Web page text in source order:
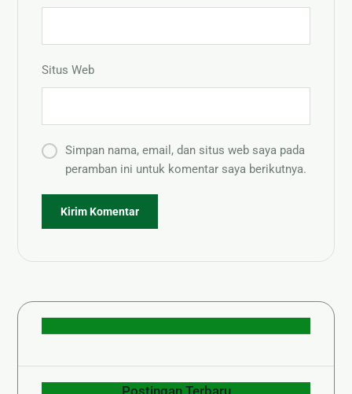
Situs Web
Simpan nama, email, dan situs web saya pada
peramban ini untuk komentar saya berikutnya.
Postingan Terbaru